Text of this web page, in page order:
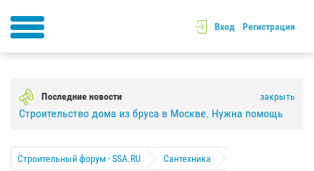
Вход Регистрация
Последние новости закрыть
Строительство дома из бруса в Москве. Нужна помощь
Строительный форум - SSA.RU Сантехника